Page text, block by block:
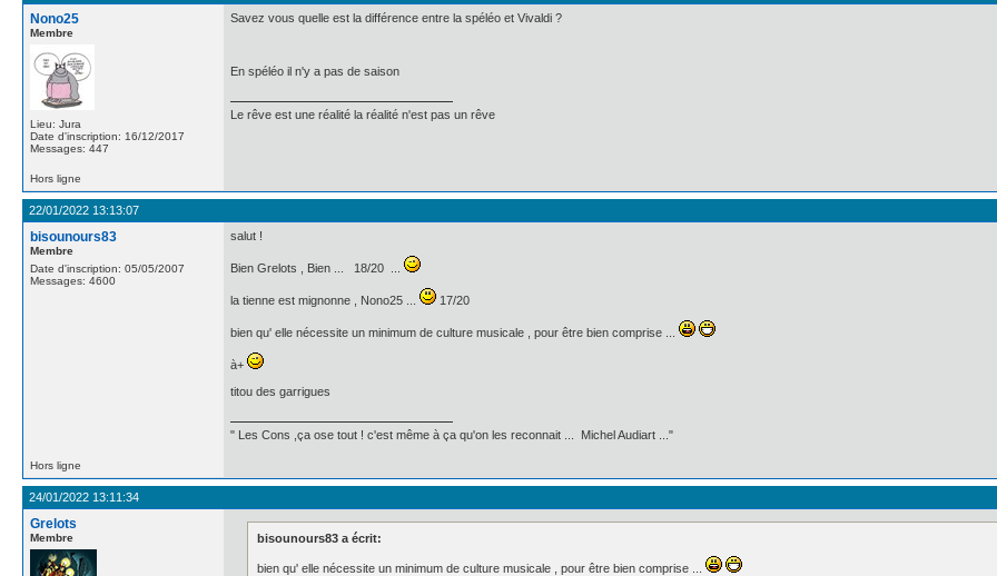
Nono25
Membre
Lieu: Jura
Date d'inscription: 16/12/2017
Messages: 447
Savez vous quelle est la différence entre la spéléo et Vivaldi ?
En spéléo il n'y a pas de saison
Le rêve est une réalité la réalité n'est pas un rêve
Hors ligne
22/01/2022 13:13:07
bisounours83
Membre
Date d'inscription: 05/05/2007
Messages: 4600
salut !
Bien Grelots , Bien ... 18/20 ...
la tienne est mignonne , Nono25 ... 17/20
bien qu' elle nécessite un minimum de culture musicale , pour être bien comprise ...
à+
titou des garrigues
" Les Cons ,ça ose tout ! c'est même à ça qu'on les reconnait ... Michel Audiart ..."
Hors ligne
24/01/2022 13:11:34
Grelots
Membre bisounours83 a écrit:
bien qu' elle nécessite un minimum de culture musicale , pour être bien comprise ...